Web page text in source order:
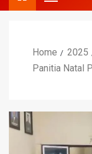
Home 2025
Panitia Natal